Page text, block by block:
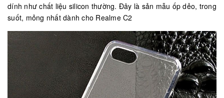
dính như chất liệu silicon thường. Đây là sản mẫu ốp dẻo, trong
suốt, mỏng nhất dành cho Realme C2